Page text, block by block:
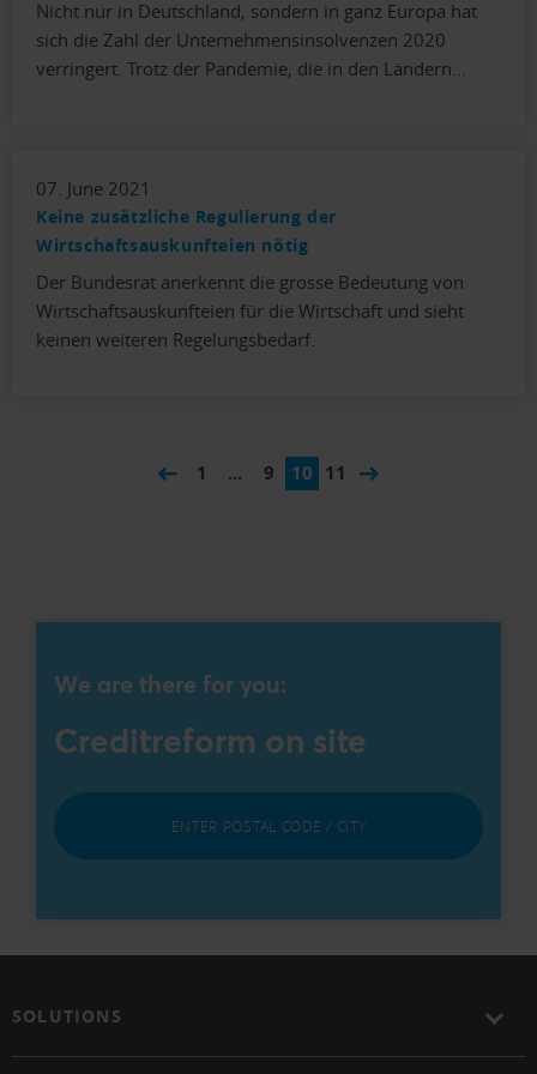
Nicht nur in Deutschland, sondern in ganz Europa hat
sich die Zahl der Unternehmensinsolvenzen 2020
verringert. Trotz der Pandemie, die in den Ländern…
07. June 2021
Keine zusätzliche Regulierung der
Wirtschaftsauskunfteien nötig
Der Bundesrat anerkennt die grosse Bedeutung von
Wirtschaftsauskunfteien für die Wirtschaft und sieht
keinen weiteren Regelungsbedarf.
1 ... 9 10 11
We are there for you:
Creditreform on site
ENTER POSTAL CODE / CITY
SOLUTIONS